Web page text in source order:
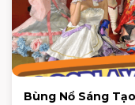
Bùng Nổ Sáng